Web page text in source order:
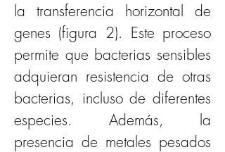
la transferencia horizontal de
genes (figura 2). Este proceso
permite que bacterias sensibles
adquieran resistencia de otras
bacterias, incluso de diferentes
especies. Además, la
presencia de metales pesados